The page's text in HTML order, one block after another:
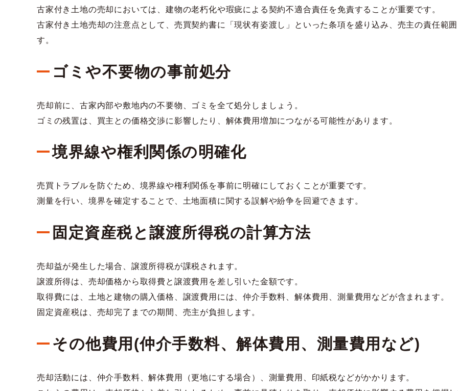
古家付き土地の売却においては、建物の老朽化や瑕疵による契約不適合責任を免責することが重要です。
古家付き土地売却の注意点として、売買契約書に「現状有姿渡し」といった条項を盛り込み、売主の責任範
す。
ゴミや不要物の事前処分
売却前に、古家内部や敷地内の不要物、ゴミを全て処分しましょう。
ゴミの残置は、買主との価格交渉に影響したり、解体費用増加につながる可能性があります。
境界線や権利関係の明確化
売買トラブルを防ぐため、境界線や権利関係を事前に明確にしておくことが重要です。
測量を行い、境界を確定することで、土地面積に関する誤解や紛争を回避できます。
固定資産税と譲渡所得税の計算方法
売却益が発生した場合、譲渡所得税が課税されます。
譲渡所得は、売却価格から取得費と譲渡費用を差し引いた金額です。
取得費には、土地と建物の購入価格、譲渡費用には、仲介手数料、解体費用、測量費用などが含まれます。
固定資産税は、売却完了までの期間、売主が負担します。
その他費用(仲介手数料、解体費用、測量費用など)
売却活動には、仲介手数料、解体費用（更地にする場合）、測量費用、印紙税などがかかります。